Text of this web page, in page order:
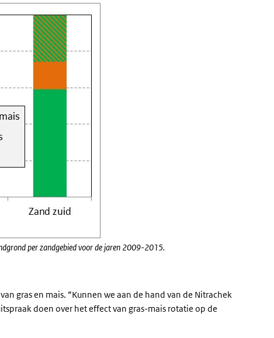
per zandgebied voor de jaren 2009-2015.
gras en mais. “Kunnen we aan de hand van de Nitrachek
doen over het effect van gras-mais rotatie op de